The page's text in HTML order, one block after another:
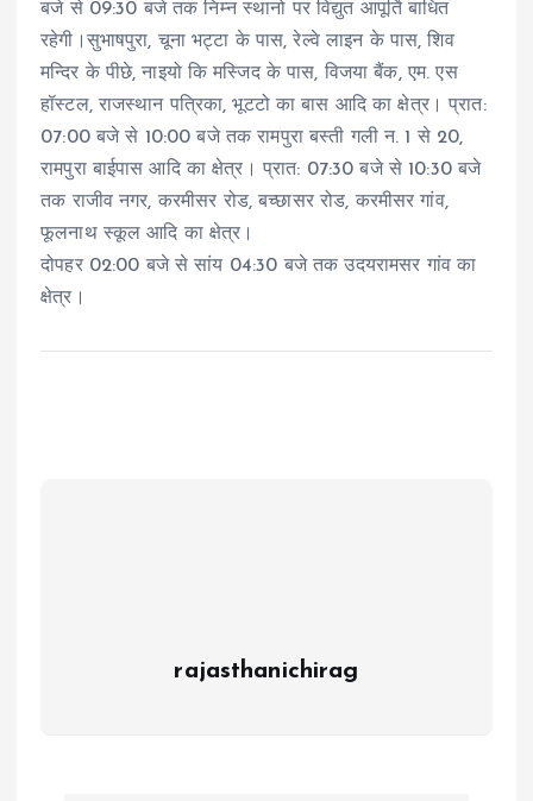
बजे से 09:30 बजे तक निम्न स्थानो पर विद्युत आपूर्ति बाधित
रहेगी।सुभाषपुरा, चूना भट्टा के पास, रेल्वे लाइन के पास, शिव
मन्दिर के पीछे, नाइयो कि मस्जिद के पास, विजया बैंक, एम. एस
हॉस्टल, राजस्थान पत्रिका, भूटटो का बास आदि का क्षेत्र। प्रात:
07:00 बजे से 10:00 बजे तक रामपुरा बस्ती गली न. 1 से 20,
रामपुरा बाईपास आदि का क्षेत्र। प्रात: 07:30 बजे से 10:30 बजे
तक राजीव नगर, करमीसर रोड, बच्छासर रोड, करमीसर गांव,
फूलनाथ स्कूल आदि का क्षेत्र।
दोपहर 02:00 बजे से सांय 04:30 बजे तक उदयरामसर गांव का
क्षेत्र।
rajasthanichirag